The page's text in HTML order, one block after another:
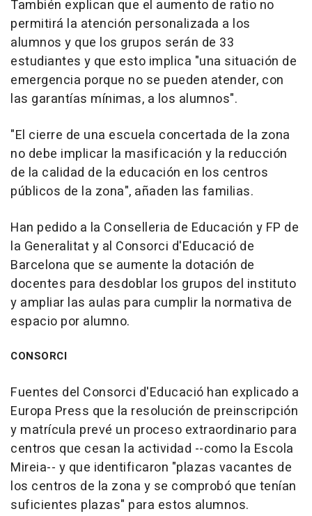
También explican que el aumento de ratio no
permitirá la atención personalizada a los
alumnos y que los grupos serán de 33
estudiantes y que esto implica "una situación de
emergencia porque no se pueden atender, con
las garantías mínimas, a los alumnos".
"El cierre de una escuela concertada de la zona
no debe implicar la masificación y la reducción
de la calidad de la educación en los centros
públicos de la zona", añaden las familias.
Han pedido a la Conselleria de Educación y FP de
la Generalitat y al Consorci d'Educació de
Barcelona que se aumente la dotación de
docentes para desdoblar los grupos del instituto
y ampliar las aulas para cumplir la normativa de
espacio por alumno.
CONSORCI
Fuentes del Consorci d'Educació han explicado a
Europa Press que la resolución de preinscripción
y matrícula prevé un proceso extraordinario para
centros que cesan la actividad --como la Escola
Mireia-- y que identificaron "plazas vacantes de
los centros de la zona y se comprobó que tenían
suficientes plazas" para estos alumnos.